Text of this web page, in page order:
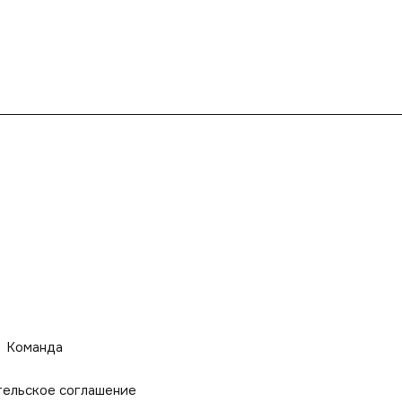
Команда
соглашение